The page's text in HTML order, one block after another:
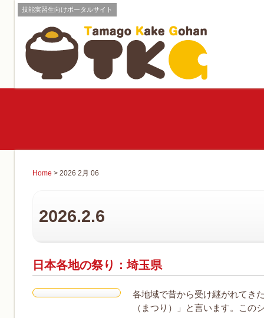
技能実習生向けポータルサイト
Home > 2026 2月 06
2026.2.6
日本各地の祭り：埼玉県
各地域で昔から受け継がれてき
（まつり）」と言います。こ